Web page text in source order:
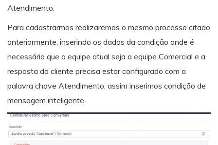
Atendimento.
Para cadastrarmos realizaremos o mesmo processo citado
anteriormente, inserindo os dados da condição onde é
necessário que a equipe atual seja a equipe Comercial e a
resposta do cliente precisa estar configurado com a
palavra chave Atendimento, assim inserimos condição de
mensagem inteligente.